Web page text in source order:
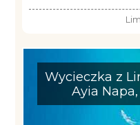
Wycieczka z
Ayia